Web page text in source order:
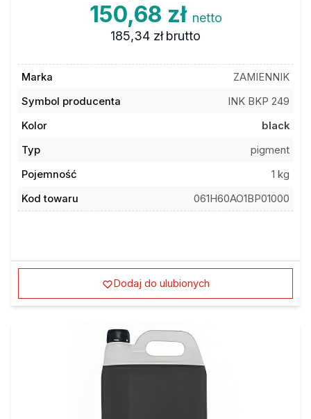
150,68 zł netto
185,34 zł brutto
Marka
ZAMIENNIK
Symbol producenta
INK BKP 249
Kolor
black
Typ
pigment
Pojemność
1 kg
Kod towaru
061H60AO1BP01000
Dodaj do ulubionych